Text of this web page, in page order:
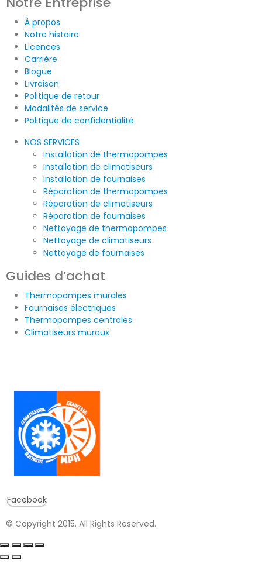
À propos
Notre histoire
Licences
Carrière
Blogue
Livraison
Politique de retour
Modalités de service
Politique de confidentialité
NOS SERVICES
Installation de thermopompes
Installation de climatiseurs
Installation de fournaises
Réparation de thermopompes
Réparation de climatiseurs
Réparation de fournaises
Nettoyage de thermopompes
Nettoyage de climatiseurs
Nettoyage de fournaises
Guides d’achat
Thermopompes murales
Fournaises électriques
Thermopompes centrales
Climatiseurs muraux
Facebook
© Copyright 2015. All Rights Reserved.